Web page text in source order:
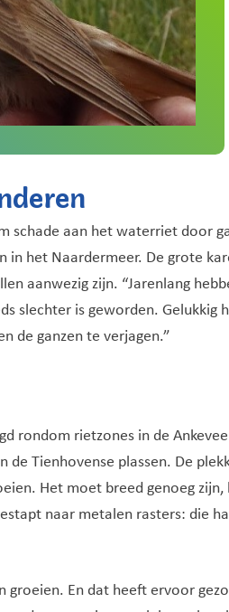
schade aan het waterriet door
het Naardermeer. De grote
aanwezig zijn. “Jarenlang
slechter is geworden. Gelukkig
de ganzen te verjagen.”
rondom rietzones in de
Tienhovense plassen. De
Het moet breed genoeg
naar metalen rasters: die
groeien. En dat heeft ervoor